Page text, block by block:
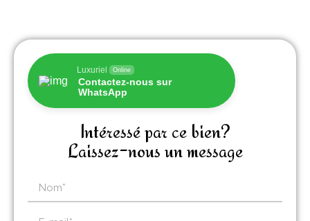
Luxuriel Online
Contactez-nous sur
WhatsApp
Intéressé par ce bien?
Laissez-nous un message